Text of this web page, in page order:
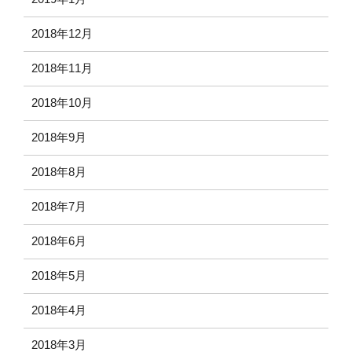
2018年12月
2018年11月
2018年10月
2018年9月
2018年8月
2018年7月
2018年6月
2018年5月
2018年4月
2018年3月